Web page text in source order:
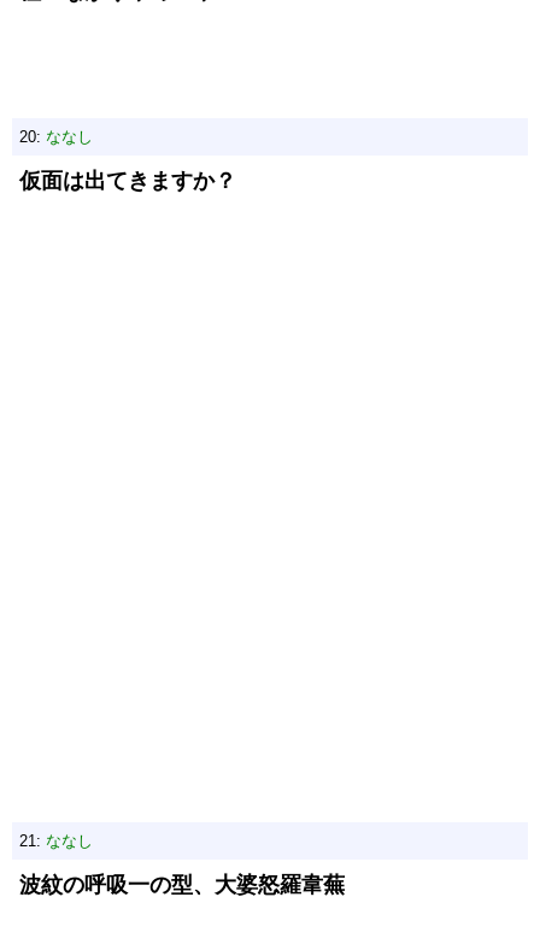
20: ななし
仮面は出てきますか？
21: ななし
波紋の呼吸一の型、大婆怒羅韋蕪